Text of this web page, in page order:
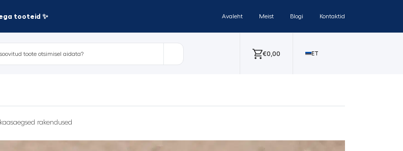
tooteid ✨ Avaleht Meist Blogi Kontaktid
€0,00 ET
rakendused